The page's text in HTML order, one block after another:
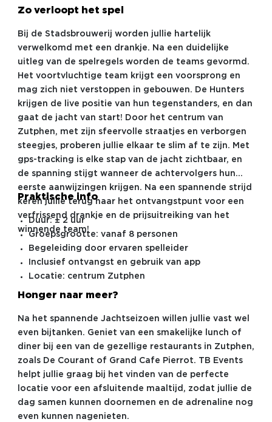
Zo verloopt het spel
Bij de Stadsbrouwerij worden jullie hartelijk
verwelkomd met een drankje. Na een duidelijke
uitleg van de spelregels worden de teams gevormd.
Het voortvluchtige team krijgt een voorsprong en
mag zich niet verstoppen in gebouwen. De Hunters
krijgen de live positie van hun tegenstanders, en dan
gaat de jacht van start! Door het centrum van
Zutphen, met zijn sfeervolle straatjes en verborgen
steegjes, proberen jullie elkaar te slim af te zijn. Met
gps-tracking is elke stap van de jacht zichtbaar, en
de spanning stijgt wanneer de achtervolgers hun
eerste aanwijzingen krijgen. Na een spannende strijd
keren jullie terug naar het ontvangstpunt voor een
verfrissend drankje en de prijsuitreiking van het
winnende team!
Praktische info
Duur: ± 2 uur
Groepsgrootte: vanaf 8 personen
Begeleiding door ervaren spelleider
Inclusief ontvangst en gebruik van app
Locatie: centrum Zutphen
Honger naar meer?
Na het spannende Jachtseizoen willen jullie vast wel
even bijtanken. Geniet van een smakelijke lunch of
diner bij een van de gezellige restaurants in Zutphen,
zoals De Courant of Grand Cafe Pierrot. TB Events
helpt jullie graag bij het vinden van de perfecte
locatie voor een afsluitende maaltijd, zodat jullie de
dag samen kunnen doornemen en de adrenaline nog
even kunnen nagenieten.